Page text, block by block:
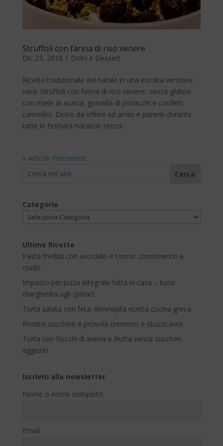
Struffoli con farina di riso venere
Dic 23, 2018 | Dolci e Dessert
Ricetta tradizionale del natale in una insolita versione
nera. Struffoli con farina di riso venere, senza glutine
con miele di acacia, granella di pistacchi e confetti
cannellini. Dolce da offrire ad amici e parenti durante
tutte le festività natalizie senza...
« Articoli Precedenti
Cerca
Categorie
Ultime Ricette
Pasta fredda con avocado e tonno: condimento a
crudo
Impasto per pizza integrale fatta in casa – base
margherita agli spinaci
Torta salata con feta: Alevropita ricetta cucina greca
Risotto zucchine e provola cremoso e stuzzicante
Torta con fiocchi di avena e frutta senza zuccheri
aggiunti
Iscriviti alla newsletter
Nome o nome completo
Email